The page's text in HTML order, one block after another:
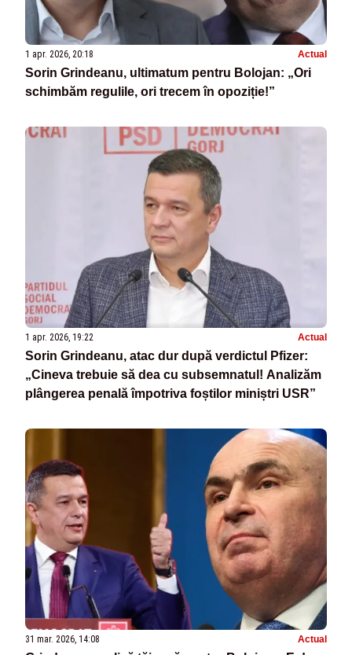
1 apr. 2026, 20:18 Actual
Sorin Grindeanu, ultimatum pentru Bolojan: „Ori
schimbăm regulile, ori trecem în opoziție!”
1 apr. 2026, 19:22 Actual
Sorin Grindeanu, atac dur după verdictul Pfizer:
„Cineva trebuie să dea cu subsemnatul! Analizăm
plângerea penală împotriva foștilor miniștri USR”
31 mar. 2026, 14:08 Actual